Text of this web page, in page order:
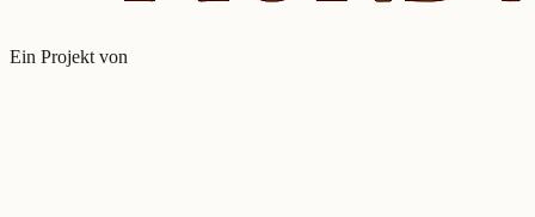
Ein Projekt von